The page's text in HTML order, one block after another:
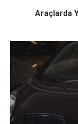
Araçlarda